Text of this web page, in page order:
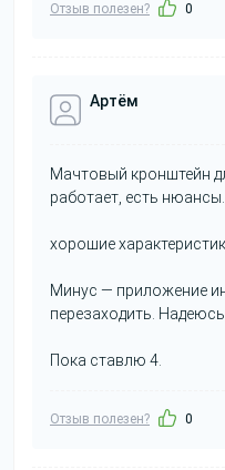
Отзыв полезен? 0
Артём
Мачтовый кронштейн
работает, есть нюансы.
хорошие
Минус — приложение
перезаходить.
Пока ставлю 4.
Отзыв полезен? 0